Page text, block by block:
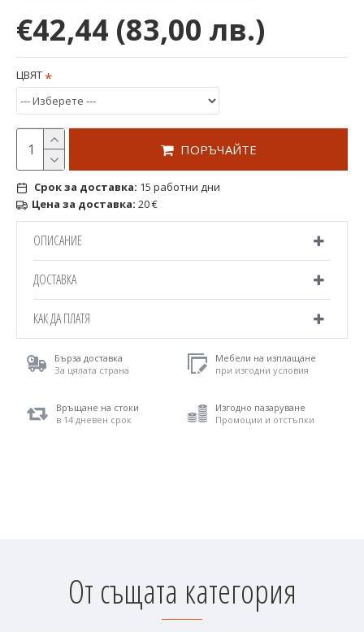
Срок за доставка: 15 работни дни
Цена за доставка: 20 €
€42,44 (83,00 лв.)
ЦВЯТ
ПОРЪЧАЙТЕ
Бърза доставка
За цялата страна
Мебели на изплащане
при изгодни условия
Връщане на стоки
в 14 дневен срок
Изгодно пазаруване
Промоции и отстъпки
ОПИСАНИЕ
ДОСТАВКА
КАК ДА ПЛАТЯ
От същата категория